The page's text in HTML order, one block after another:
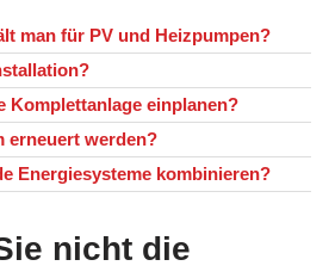
man für PV und Heizpumpen?
Komplettanlage einplanen?
erneuert werden?
Energiesysteme kombinieren?
nicht die